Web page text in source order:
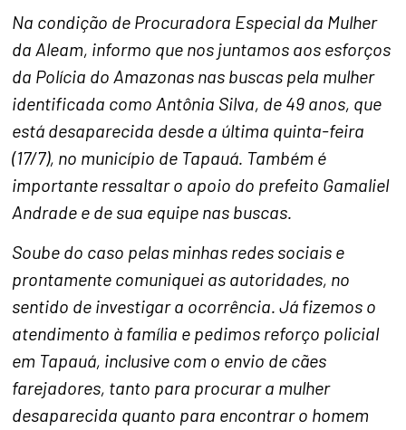
Na condição de Procuradora Especial da Mulher
da Aleam, informo que nos juntamos aos esforços
da Polícia do Amazonas nas buscas pela mulher
identificada como Antônia Silva, de 49 anos, que
está desaparecida desde a última quinta-feira
(17/7), no município de Tapauá. Também é
importante ressaltar o apoio do prefeito Gamaliel
Andrade e de sua equipe nas buscas.
Soube do caso pelas minhas redes sociais e
prontamente comuniquei as autoridades, no
sentido de investigar a ocorrência. Já fizemos o
atendimento à família e pedimos reforço policial
em Tapauá, inclusive com o envio de cães
farejadores, tanto para procurar a mulher
desaparecida quanto para encontrar o homem